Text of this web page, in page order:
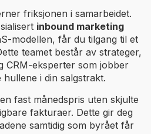
friksjonen i samarbeidet.
inbound marketing
modellen, får du tilgang til et
teamet består av strateger,
CRM-eksperter som jobber
i din salgstrakt.
fast månedspris uten skjulte
fakturaer. Dette gir deg
samtidig som byrået får